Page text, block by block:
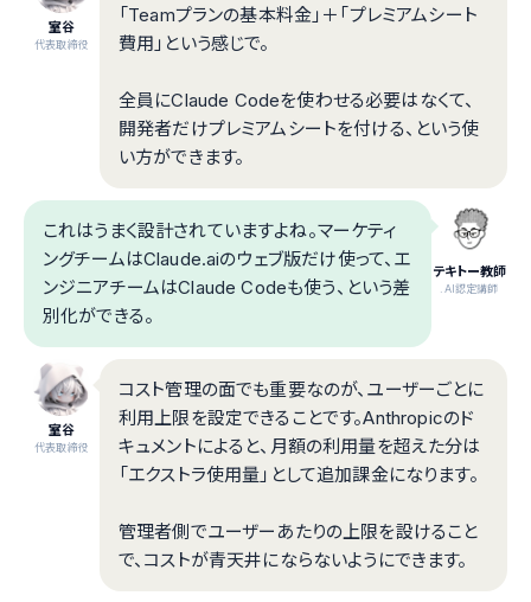
室谷
代表取締役
「Teamプランの基本料金」＋「プレミアムシート
費用」という感じで。
全員にClaude Codeを使わせる必要はなくて、
開発者だけプレミアムシートを付ける、という使
い方ができます。
テキトー教師
.AI認定講師
これはうまく設計されていますよね。マーケティ
ングチームはClaude.aiのウェブ版だけ使って、エ
ンジニアチームはClaude Codeも使う、という差
別化ができる。
室谷
代表取締役
コスト管理の面でも重要なのが、ユーザーごとに
利用上限を設定できることです。Anthropicのド
キュメントによると、月額の利用量を超えた分は
「エクストラ使用量」として追加課金になります。
管理者側でユーザーあたりの上限を設けること
で、コストが青天井にならないようにできます。